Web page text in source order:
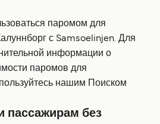
паромом для
с Samsoelinjen. Для
информации о
паромов для
нашим Поиском
пассажирам без